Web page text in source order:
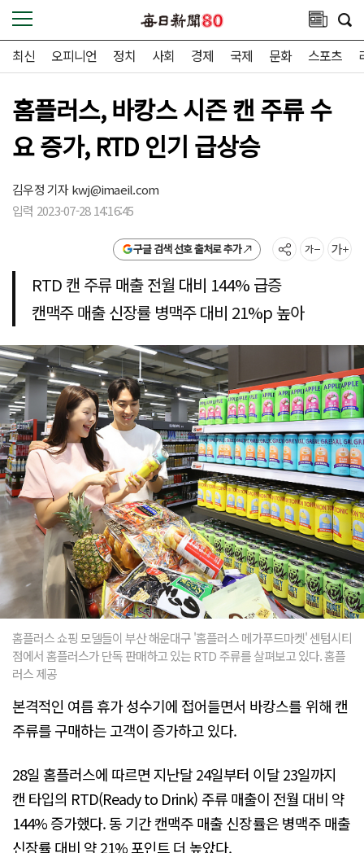
최신 오피니언 정치 사회 경제 국제 문화 스포츠
홈플러스, 바캉스 시즌 캔 주류 수
요 증가, RTD 인기 급상승
김우정 기자kwj@imaeil.com
입력 2023-07-28 14:16:45
구글 검색 선호 출처로 추가
RTD 캔 주류 매출 전월 대비 144% 급증
캔맥주 매출 신장률 병맥주 대비 21%p 높아
홈플러스 쇼핑 모델들이 부산 해운대구 '홈플러스 메가푸드마켓' 센텀시티
점에서 홈플러스가 단독 판매하고 있는 RTD 주류를 살펴보고 있다. 홈플
러스 제공
본격적인 여름 휴가 성수기에 접어들면서 바캉스를 위해 캔
주류를 구매하는 고객이 증가하고 있다.
28일 홈플러스에 따르면 지난달 24일부터 이달 23일까지
캔 타입의 RTD(Ready to Drink) 주류 매출이 전월 대비 약
144% 증가했다. 동 기간 캔맥주 매출 신장률은 병맥주 매출
신장률 대비 약 21% 포인트 더 높았다.